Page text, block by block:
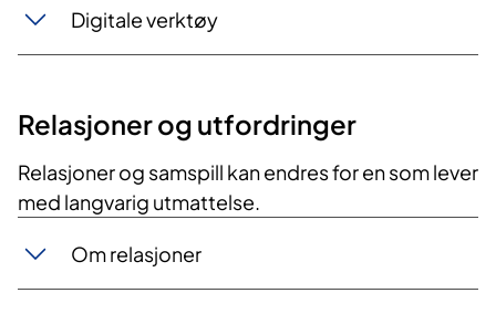
Digitale verktøy
Relasjoner og utfordringer
Relasjoner og samspill kan endres for en som lever
med langvarig utmattelse.
Om relasjoner